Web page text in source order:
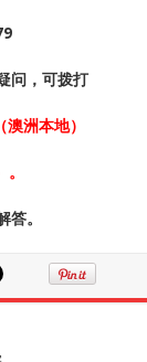
问，可拨打
（澳洲本地）
。